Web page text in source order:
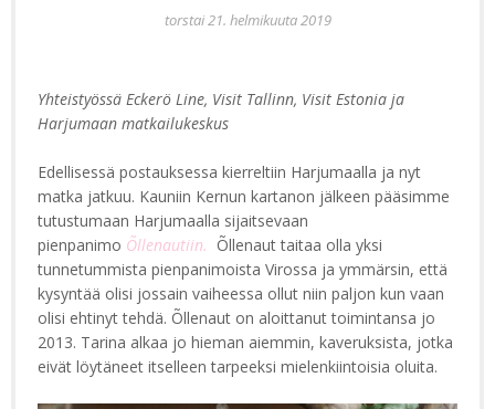
torstai 21. helmikuuta 2019
Yhteistyössä Eckerö Line, Visit Tallinn, Visit Estonia ja
Harjumaan matkailukeskus
Edellisessä postauksessa kierreltiin Harjumaalla ja nyt
matka jatkuu. Kauniin Kernun kartanon jälkeen pääsimme
tutustumaan Harjumaalla sijaitsevaan
pienpanimo Õllenautiin. Õllenaut taitaa olla yksi
tunnetummista pienpanimoista Virossa ja ymmärsin, että
kysyntää olisi jossain vaiheessa ollut niin paljon kun vaan
olisi ehtinyt tehdä. Õllenaut on aloittanut toimintansa jo
2013. Tarina alkaa jo hieman aiemmin, kaveruksista, jotka
eivät löytäneet itselleen tarpeeksi mielenkiintoisia oluita.